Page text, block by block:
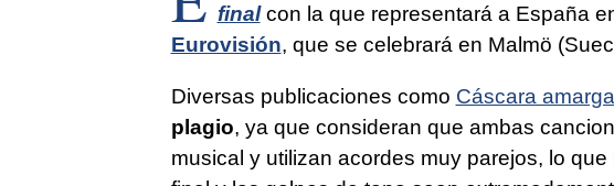
finalcon la que representará a España
Eurovisión, que se celebrará en Malmö
Diversas publicaciones como Cáscara amarga
plagio, ya que consideran que ambas
musical y utilizan acordes muy parejos, lo